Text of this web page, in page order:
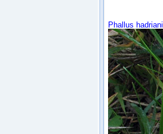
Phallus hadriani